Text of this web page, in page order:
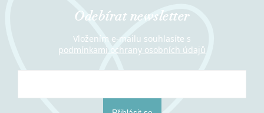
Odebírat newsletter
Vložením e-mailu souhlasíte s
podmínkami ochrany osobních údajů